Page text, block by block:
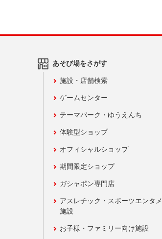
あそび場をさがす
施設・店舗検索
ゲームセンター
テーマパーク・ゆうえんち
体験型ショップ
オフィシャルショップ
期間限定ショップ
ガシャポン専門店
アスレチック・スポーツエンタメ
施設
お子様・ファミリー向け施設